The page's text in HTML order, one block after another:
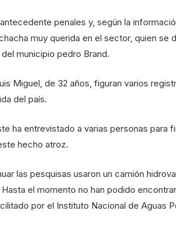
penales y, según la
muy querida en el sector, quien se
municipio pedro Brand.
Miguel, de 32 años, figuran varios
del país.
ha entrevistado a varias personas para
hecho atroz.
las pesquisas usaron un camión
el momento no han podido
por el Instituto Nacional de Aguas